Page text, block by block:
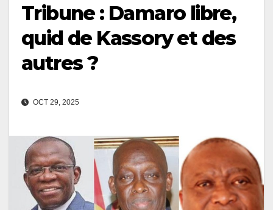
Tribune : Damaro libre,
quid de Kassory et des
autres ?
OCT 29, 2025